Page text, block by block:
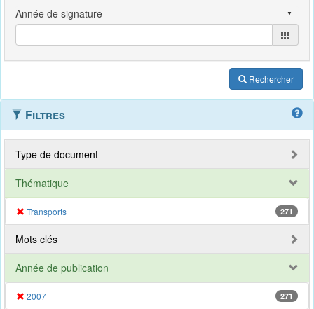
Rechercher
Filtres
Type de document
Thématique
Transports 271
Mots clés
Année de publication
2007 271